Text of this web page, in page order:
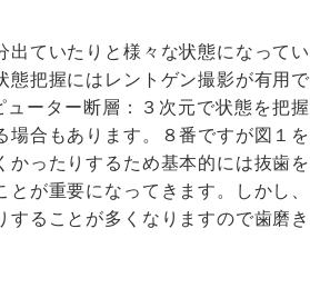
ていたりと様々な状態になってい
態把握にはレントゲン撮影が有用で
ューター断層：３次元で状態を把握
合もあります。８番ですが図１を
かったりするため基本的には抜歯を
が重要になってきます。しかし、
ることが多くなりますので歯磨き